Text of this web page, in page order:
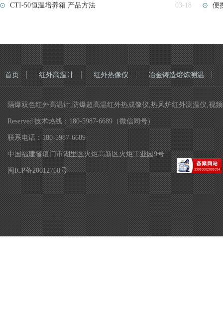
CTI-50恒温培养箱 产品方法 03-18 便
首页 红外高温计 红外热像仪 冶金铸造熔炼测温
隔爆双色红外高温计,防爆超高温红外热成像仪,热风炉红外测温仪,视
Reserved 技术热线：180-5987-6689（微信同号）
联系电话：180-5987-6689
中国福建省厦门市湖里区火炬高新区火炬工业园9号
闽ICP备20012760号